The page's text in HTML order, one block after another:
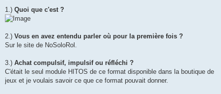
s
s
a
1.) Quoi que c'est ?
2.) Vous en avez entendu parler où pour la première fois ?
Sur le site de NoSoloRol.
3.) Achat compulsif, impulsif ou réfléchi ?
C'était le seul module HITOS de ce format disponible dans la boutique de
jeux et je voulais savoir ce que ce format pouvait donner.